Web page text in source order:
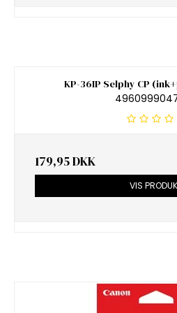
KP-36IP Selphy CP
179,95 DKK
VIS